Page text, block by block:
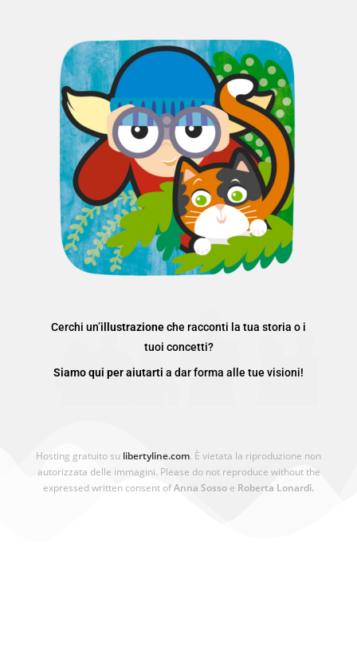
Cerchi un’illustrazione che racconti la tua storia o i
tuoi concetti?
Siamo qui per aiutarti a dar forma alle tue visioni!
Hosting gratuito su libertyline.com. È vietata la riproduzione non
autorizzata delle immagini. Please do not reproduce without the
expressed written consent ofAnna Sosso e Roberta Lonardi.